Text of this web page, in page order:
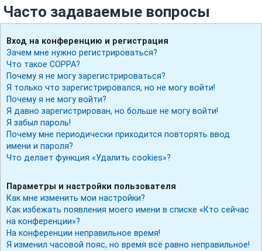
Часто задаваемые вопросы
Вход на конференцию и регистрация
Зачем мне нужно регистрироваться?
Что такое COPPA?
Почему я не могу зарегистрироваться?
Я только что зарегистрировался, но не могу войти!
Почему я не могу войти?
Я давно зарегистрирован, но больше не могу войти!
Я забыл пароль!
Почему мне периодически приходится повторять ввод
имени и пароля?
Что делает функция «Удалить cookies»?
Параметры и настройки пользователя
Как мне изменить мои настройки?
Как избежать появления моего имени в списке «Кто сейчас
на конференции»?
На конференции неправильное время!
Я изменил часовой пояс, но время всё равно неправильное!